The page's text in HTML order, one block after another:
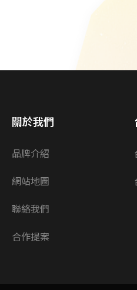
關於我們
品牌介紹
網站地圖
聯絡我們
合作提案